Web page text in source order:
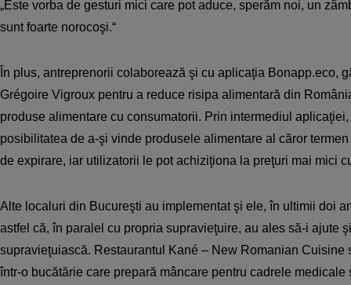
„Este vorba de gesturi mici care pot aduce, sperăm noi, un
sunt foarte norocoşi.“
În plus, antreprenorii colaborează şi cu aplicaţia Bonapp.eco,
Grégoire Vigroux pentru a reduce risipa alimentară din
produse alimentare cu consumatorii. Prin intermediul
posibilitatea de a-şi vinde produsele alimentare al căror
de expirare, iar utilizatorii le pot achiziţiona la preţuri mai mici
Alte localuri din Bucureşti au implementat şi ele, în ultimii doi
astfel că, în paralel cu propria supravieţuire, au ales să-i ajute
supravieţuiască. Restaurantul Kané – New Romanian Cuisine
într-o bucătărie care prepară mâncare pentru cadrele